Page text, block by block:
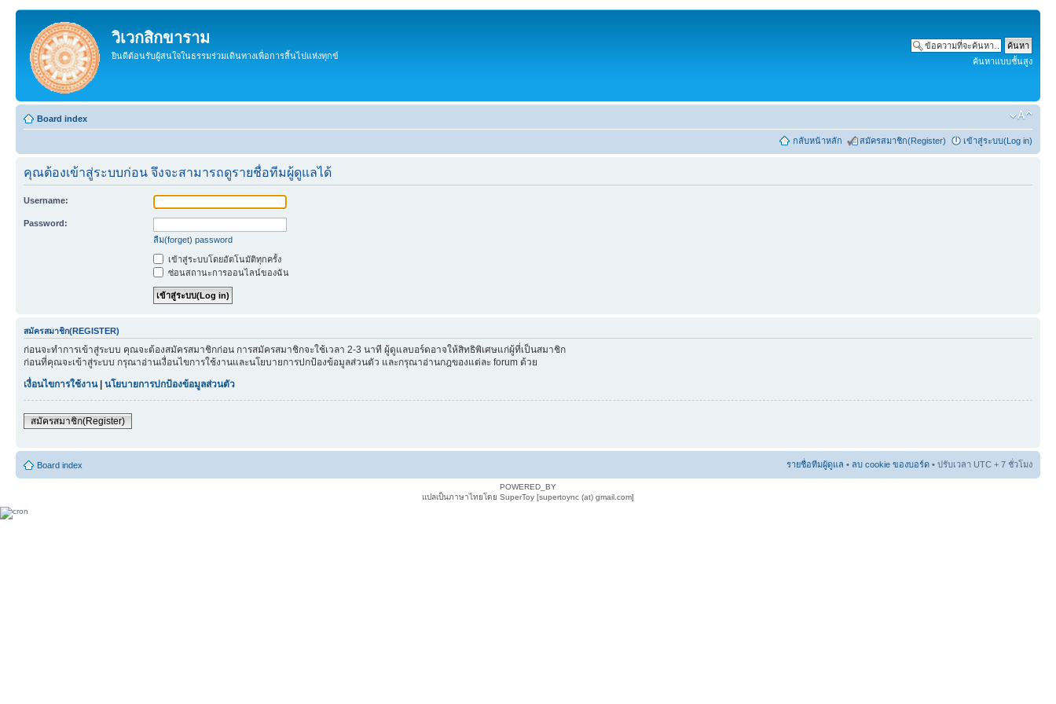
วิเวกสิกขาราม
ยินดีต้อนรับผู้สนใจในธรรมร่วมเดินทางเพื่อการสิ้นไปแห่งทุกข์
ค้นหาแบบชั้นสูง
Board index
กลับหน้าหลัก สมัครสมาชิก(Register) เข้าสู่ระบบ(Log in)
คุณต้องเข้าสู่ระบบก่อน จึงจะสามารถดูรายชื่อทีมผู้ดูแลได้
Username:
Password:
ลืม(forget) password
เข้าสู่ระบบโดยอัตโนมัติทุกครั้ง
ซ่อนสถานะการออนไลน์ของฉัน
สมัครสมาชิก(REGISTER)
ก่อนจะทำการเข้าสู่ระบบ คุณจะต้องสมัครสมาชิกก่อน การสมัครสมาชิกจะใช้เวลา 2-3 นาที ผู้ดูแลบอร์ดอาจให้สิทธิพิเศษแก่ผู้ที่เป็นสมาชิก
ก่อนที่คุณจะเข้าสู่ระบบ กรุณาอ่านเงื่อนไขการใช้งานและนโยบายการปกป้องข้อมูลส่วนตัว และกรุณาอ่านกฎของแต่ละ forum ด้วย
เงื่อนไขการใช้งาน| นโยบายการปกป้องข้อมูลส่วนตัว
สมัครสมาชิก(Register)
Board index รายชื่อทีมผู้ดูแล • ลบ cookie ของบอร์ด • ปรับเวลา UTC + 7 ชั่วโมง
POWERED_BY
แปลเป็นภาษาไทยโดย SuperToy [supertoync (at) gmail.com]